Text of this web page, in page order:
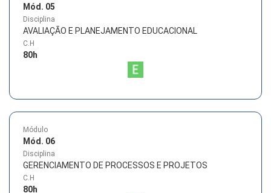
Mód. 05
Disciplina
AVALIAÇÃO E PLANEJAMENTO EDUCACIONAL
C.H
80h
Módulo
Mód. 06
Disciplina
GERENCIAMENTO DE PROCESSOS E PROJETOS
C.H
80h